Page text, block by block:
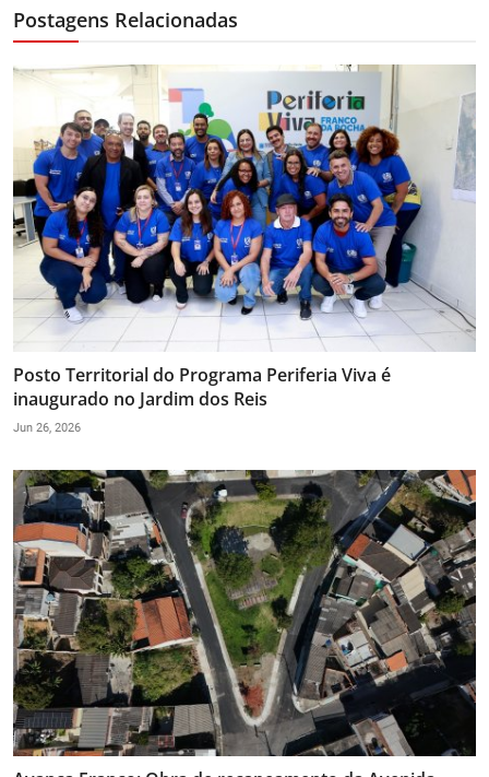
Postagens Relacionadas
Posto Territorial do Programa Periferia Viva é
inaugurado no Jardim dos Reis
Jun 26, 2026